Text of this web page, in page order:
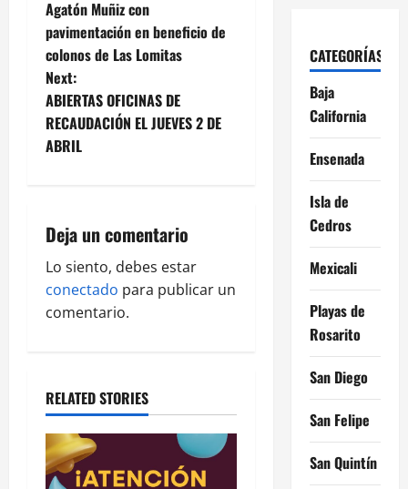
o
s
t
n
a
i
g
a
i
o
n
Agatón Muñiz con
pavimentación en beneficio de
colonos de Las Lomitas
Next:
ABIERTAS OFICINAS DE
RECAUDACIÓN EL JUEVES 2 DE
ABRIL
Deja un comentario
Lo siento, debes estar
conectado para publicar un
comentario.
RELATED STORIES
CATEGORÍAS
Baja
California
Ensenada
Isla de
Cedros
Mexicali
Playas de
Rosarito
San Diego
San Felipe
San Quintín